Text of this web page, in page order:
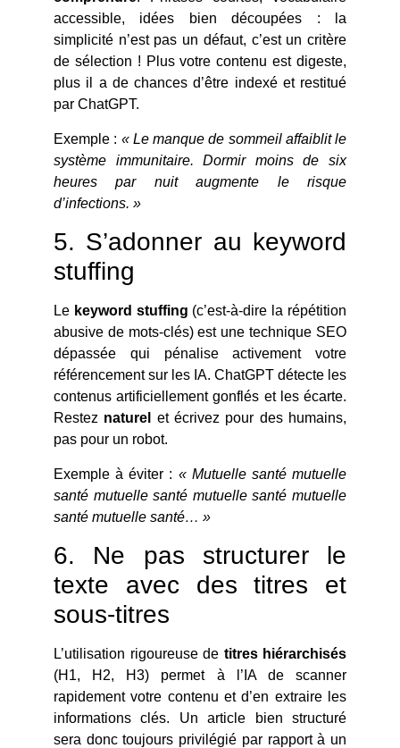
accessible, idées bien découpées : la
simplicité n’est pas un défaut, c’est un critère
de sélection ! Plus votre contenu est digeste,
plus il a de chances d’être indexé et restitué
par ChatGPT.
Exemple : « Le manque de sommeil affaiblit le
système immunitaire. Dormir moins de six
heures par nuit augmente le risque
d’infections. »
5. S’adonner au keyword
stuffing
Le keyword stuffing (c’est-à-dire la répétition
abusive de mots-clés) est une technique SEO
dépassée qui pénalise activement votre
référencement sur les IA. ChatGPT détecte les
contenus artificiellement gonflés et les écarte.
Restez naturel
et écrivez pour des humains,
pas pour un robot.
Exemple à éviter : « Mutuelle santé mutuelle
santé mutuelle santé mutuelle santé mutuelle
santé mutuelle santé… »
6. Ne pas structurer le
texte avec des titres et
sous-titres
L’utilisation rigoureuse de titres hiérarchisés
(H1, H2, H3) permet à l’IA de scanner
rapidement votre contenu et d’en extraire les
informations clés. Un article bien structuré
sera donc toujours privilégié par rapport à un